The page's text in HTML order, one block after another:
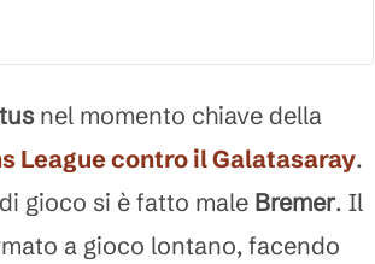
nel momento chiave della
League contro ilGalatasaray.
gioco si è fatto male Bremer. Il
a gioco lontano, facendo